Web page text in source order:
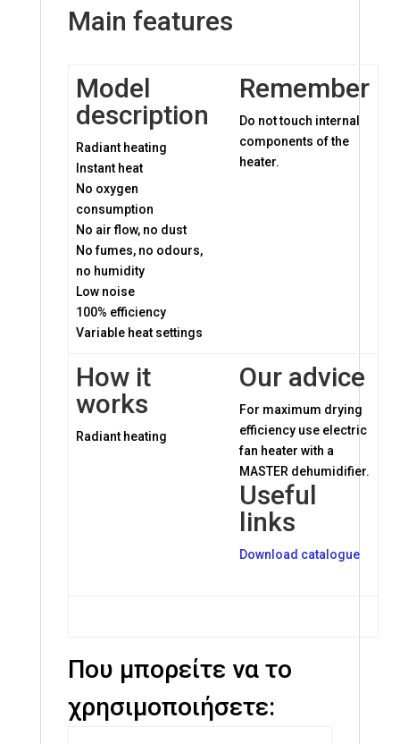
Main features
Model
description
Radiant heating
Instant heat
No oxygen
consumption
No air flow, no dust
No fumes, no odours,
no humidity
Low noise
100% efficiency
Variable heat settings
Remember
Do not touch internal
components of the
heater.
How it
works
Radiant heating
Our advice
For maximum drying
efficiency use electric
fan heater with a
MASTER dehumidifier.
Useful
links
Download catalogue
Που μπορείτε να το
χρησιμοποιήσετε: